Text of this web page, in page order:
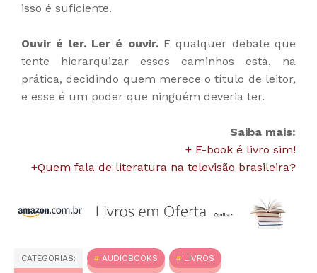
isso é suficiente.
Ouvir é ler. Ler é ouvir.E qualquer debate que
tente hierarquizar esses caminhos está, na
prática, decidindo quem merece o título de leitor,
e esse é um poder que ninguém deveria ter.
Saiba mais:
+ E-book é livro sim!
+Quem fala de literatura na televisão brasileira?
CATEGORIAS: AUDIOBOOKS LIVROS